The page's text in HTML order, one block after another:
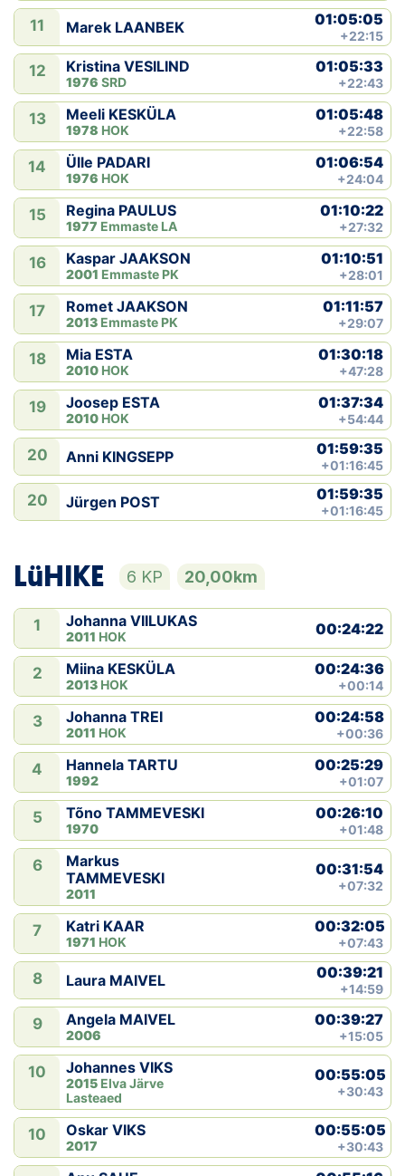
11 Marek LAANBEK 01:05:05
+22:15
12 Kristina VESILIND
1976 SRD
01:05:33
+22:43
13 Meeli KESKÜLA
1978 HOK
01:05:48
+22:58
14 Ülle PADARI
1976 HOK
01:06:54
+24:04
15 Regina PAULUS
1977 Emmaste LA
01:10:22
+27:32
16 Kaspar JAAKSON
2001 Emmaste PK
01:10:51
+28:01
17 Romet JAAKSON
2013 Emmaste PK
01:11:57
+29:07
18 Mia ESTA
2010 HOK
01:30:18
+47:28
19 Joosep ESTA
2010 HOK
01:37:34
+54:44
20 Anni KINGSEPP 01:59:35
+01:16:45
20 Jürgen POST 01:59:35
+01:16:45
LüHIKE 6 KP 20,00km
1 Johanna VIILUKAS
2011 HOK 00:24:22
2 Miina KESKÜLA
2013 HOK
00:24:36
+00:14
3 Johanna TREI
2011 HOK
00:24:58
+00:36
4 Hannela TARTU
1992
00:25:29
+01:07
5 Tõno TAMMEVESKI
1970
00:26:10
+01:48
6
Markus
TAMMEVESKI
2011
00:31:54
+07:32
7 Katri KAAR
1971 HOK
00:32:05
+07:43
8 Laura MAIVEL 00:39:21
+14:59
9 Angela MAIVEL
2006
00:39:27
+15:05
10 Johannes VIKS
2015 Elva Järve
Lasteaed
00:55:05
+30:43
10 Oskar VIKS
2017
00:55:05
+30:43